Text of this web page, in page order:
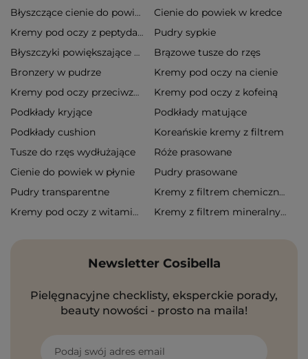
Błyszczące cienie do powiek Cienie do powiek w kredce
Kremy pod oczy z peptydami Pudry sypkie
Błyszczyki powiększające usta
Brązowe tusze do rzęs
Bronzery w pudrze
Kremy pod oczy na cienie
Kremy pod oczy przeciwzmarszczkowe
Kremy pod oczy z kofeiną
Podkłady kryjące
Podkłady matujące
Podkłady cushion
Koreańskie kremy z filtrem
Tusze do rzęs wydłużające
Róże prasowane
Cienie do powiek w płynie
Pudry prasowane
Pudry transparentne
Kremy z filtrem chemicznym
Kremy pod oczy z witaminą c
Kremy z filtrem mineralnym
Newsletter Cosibella
Pielęgnacyjne checklisty, eksperckie porady,
beauty nowości - prosto na maila!
Podaj swój adres email